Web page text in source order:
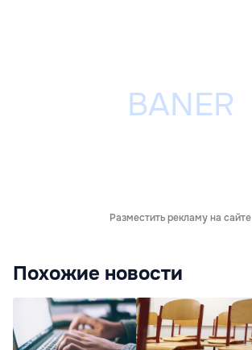
Разместить рекламу на сайте
Похожие новости